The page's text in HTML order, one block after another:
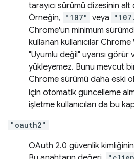
tarayıcı sürümü dizesinin alt
Örneğin, "107" veya
Chrome'un minimum
kullanan kullanıcılar
"Uyumlu değil" uyarısı görür
yükleyemez. Bunu mevcut
Chrome sürümü daha eski
için otomatik güncelleme
işletme kullanıcıları da bu
"oauth2"
OAuth 2.0 güvenlik kimliğinin